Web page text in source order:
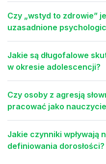
Czy „wstyd to zdrowie”
uzasadnione
Jakie są długofalowe
w okresie adolescencji?
Czy osoby z agresją
pracować jako
Jakie czynniki wpływają
definiowania dorosłości?